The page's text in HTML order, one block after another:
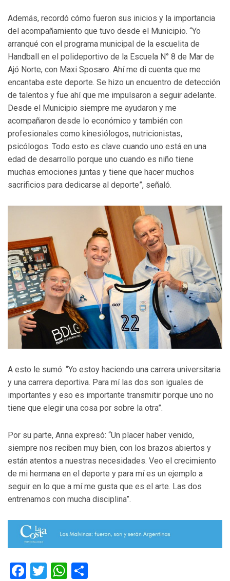
Además, recordó cómo fueron sus inicios y la importancia
del acompañamiento que tuvo desde el Municipio. “Yo
arranqué con el programa municipal de la escuelita de
Handball en el polideportivo de la Escuela N° 8 de Mar de
Ajó Norte, con Maxi Sposaro. Ahí me di cuenta que me
encantaba este deporte. Se hizo un encuentro de detección
de talentos y fue ahí que me impulsaron a seguir adelante.
Desde el Municipio siempre me ayudaron y me
acompañaron desde lo económico y también con
profesionales como kinesiólogos, nutricionistas,
psicólogos. Todo esto es clave cuando uno está en una
edad de desarrollo porque uno cuando es niño tiene
muchas emociones juntas y tiene que hacer muchos
sacrificios para dedicarse al deporte”, señaló.
A esto le sumó: “Yo estoy haciendo una carrera universitaria
y una carrera deportiva. Para mí las dos son iguales de
importantes y eso es importante transmitir porque uno no
tiene que elegir una cosa por sobre la otra”.
Por su parte, Anna expresó: “Un placer haber venido,
siempre nos reciben muy bien, con los brazos abiertos y
están atentos a nuestras necesidades. Veo el crecimiento
de mi hermana en el deporte y para mí es un ejemplo a
seguir en lo que a mí me gusta que es el arte. Las dos
entrenamos con mucha disciplina”.
Facebook
TwitterWhatsApp